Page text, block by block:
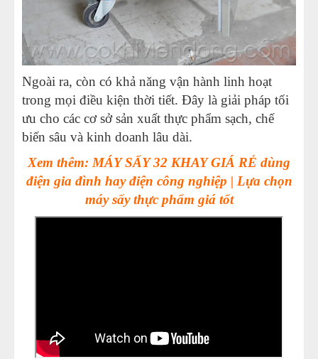
Ngoài ra, còn có khả năng vận hành linh hoạt
trong mọi điều kiện thời tiết. Đây là giải pháp tối
ưu cho các cơ sở sản xuất thực phẩm sạch, chế
biến sâu và kinh doanh lâu dài.
Xem thêm: MÁY SẤY 32 KHAY GIÁ RẺ dùng
điện gia đình hay điện công nghiệp | Lựa chọn
máy sấy thực phẩm giá tốt